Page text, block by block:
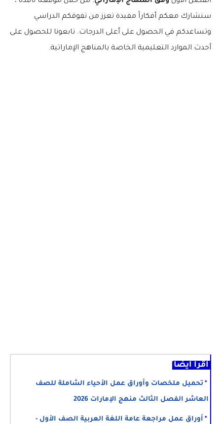
سنشارك معكم أفكاراً مفيدة تعزز من تفوقكم الدراسي
وتساعدكم في الحصول على أعلى الدرجات. تابعونا للحصول على
أحدث الموارد التعليمية الخاصة بالمناهج الإماراتية.
اقرأ أيضا
تحميل ملخصات وأوراق عمل الأحياء الشاملة للصف
العاشر الفصل الثالث منهج الإمارات 2026
أوراق عمل مراجعة عامة اللغة العربية الصف الأول -